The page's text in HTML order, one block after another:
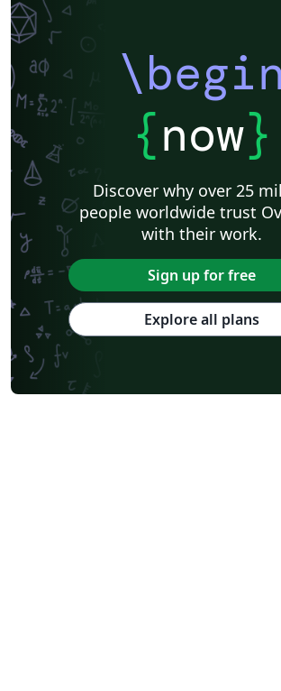
\begin
{now}
Discover why over 25
people worldwide trust
with their work.
Sign up for free
Explore all plans